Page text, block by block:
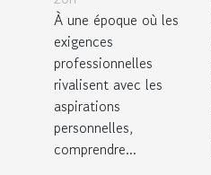
influence la
créativité?
À une époque où les
exigences
professionnelles
rivalisent avec les
aspirations
personnelles,
comprendre...